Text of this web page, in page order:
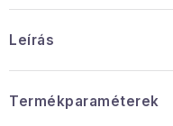
Leírás
Termékparaméterek